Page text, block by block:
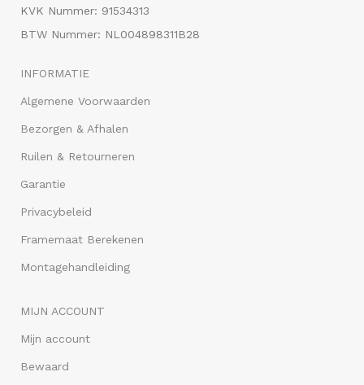
KVK Nummer: 91534313
BTW Nummer: NL004898311B28
INFORMATIE
Algemene Voorwaarden
Bezorgen & Afhalen
Ruilen & Retourneren
Garantie
Privacybeleid
Framemaat Berekenen
Montagehandleiding
MIJN ACCOUNT
Mijn account
Bewaard